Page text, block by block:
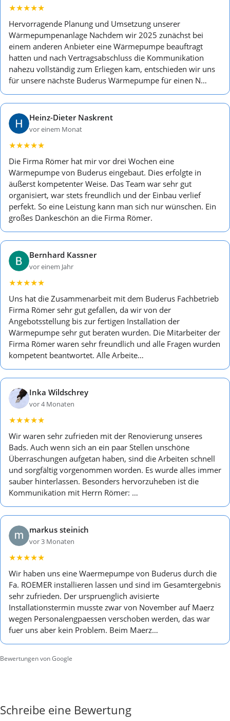
★★★★★
Hervorragende Planung und Umsetzung unserer
Wärmepumpenanlage Nachdem wir 2025 zunächst bei
einem anderen Anbieter eine Wärmepumpe beauftragt
hatten und nach Vertragsabschluss die Kommunikation
nahezu vollständig zum Erliegen kam, entschieden wir uns
für unsere nächste Buderus Wärmepumpe für einen N…
Heinz-Dieter Naskrent
vor einem Monat
★★★★★
Die Firma Römer hat mir vor drei Wochen eine
Wärmepumpe von Buderus eingebaut. Dies erfolgte in
äußerst kompetenter Weise. Das Team war sehr gut
organisiert, war stets freundlich und der Einbau verlief
perfekt. So eine Leistung kann man sich nur wünschen. Ein
großes Dankeschön an die Firma Römer.
Bernhard Kassner
vor einem Jahr
★★★★★
Uns hat die Zusammenarbeit mit dem Buderus Fachbetrieb
Firma Römer sehr gut gefallen, da wir von der
Angebotsstellung bis zur fertigen Installation der
Wärmepumpe sehr gut beraten wurden. Die Mitarbeiter der
Firma Römer waren sehr freundlich und alle Fragen wurden
kompetent beantwortet. Alle Arbeite…
Inka Wildschrey
vor 4 Monaten
★★★★★
Wir waren sehr zufrieden mit der Renovierung unseres
Bads. Auch wenn sich an ein paar Stellen unschöne
Überraschungen aufgetan haben, sind die Arbeiten schnell
und sorgfältig vorgenommen worden. Es wurde alles immer
sauber hinterlassen. Besonders hervorzuheben ist die
Kommunikation mit Herrn Römer: …
markus steinich
vor 3 Monaten
★★★★★
Wir haben uns eine Waermepumpe von Buderus durch die
Fa. ROEMER installieren lassen und sind im Gesamtergebnis
sehr zufrieden. Der urspruenglich avisierte
Installationstermin musste zwar von November auf Maerz
wegen Personalengpaessen verschoben werden, das war
fuer uns aber kein Problem. Beim Maerz…
Bewertungen von Google
Schreibe eine Bewertung